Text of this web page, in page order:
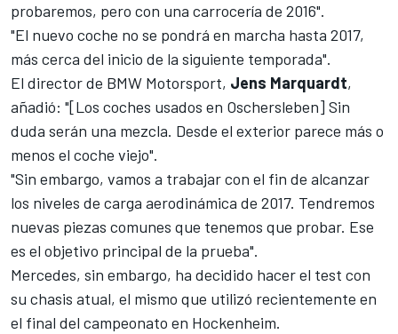
probaremos, pero con una carrocería de 2016".
"El nuevo coche no se pondrá en marcha hasta 2017,
más cerca del inicio de la siguiente temporada".
El director de BMW Motorsport, Jens Marquardt,
añadió: "[Los coches usados ​​en Oschersleben] Sin
duda serán una mezcla. Desde el exterior parece más o
menos el coche viejo".
"Sin embargo, vamos a trabajar con el fin de alcanzar
los niveles de carga aerodinámica de 2017. Tendremos
nuevas piezas comunes que tenemos que probar. Ese
es el objetivo principal de la prueba".
Mercedes, sin embargo, ha decidido hacer el test con
su chasis atual, el mismo que utilizó recientemente en
el final del campeonato en Hockenheim.